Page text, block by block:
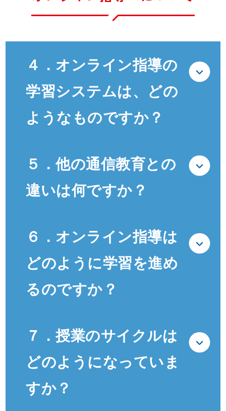
４．オンライン指導の
学習システムは、どの
ようなものですか？
５．他の通信教育との
違いは何ですか？
６．オンライン指導は
どのように学習を進め
るのですか？
７．授業のサイクルは
どのようになっていま
すか？